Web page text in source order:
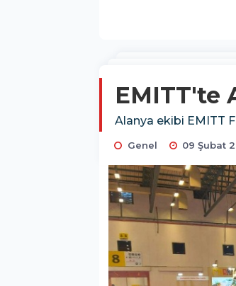
EMITT'te
Alanya ekibi EMITT
Genel 09 Şubat